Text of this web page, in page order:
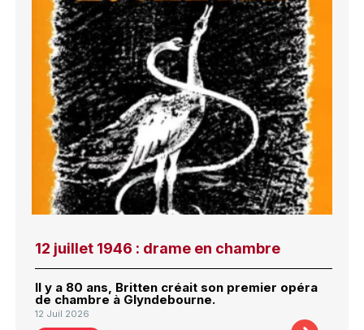
12 juillet 1946 : drame en chambre
Il y a 80 ans, Britten créait son premier opéra
de chambre à Glyndebourne.
12 Juil 2026